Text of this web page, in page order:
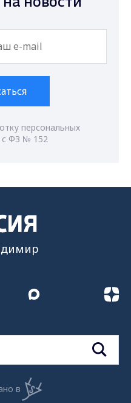
персональных
с ФЗ № 152
в